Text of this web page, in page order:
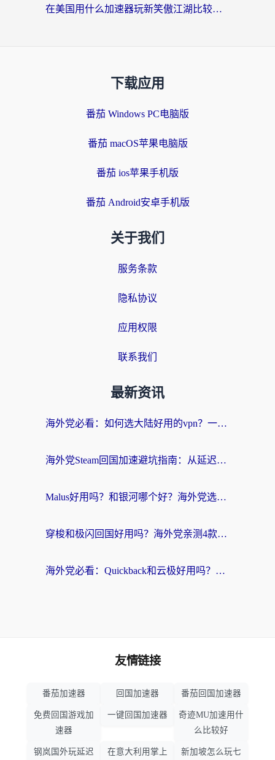
在美国用什么加速器玩新笑傲江湖比较好一点？海外玩家亲测的靠谱方案
下载应用
番茄 Windows PC电脑版
番茄 macOS苹果电脑版
番茄 ios苹果手机版
番茄 Android安卓手机版
关于我们
服务条款
隐私协议
应用权限
联系我们
最新资讯
海外党必看：如何选大陆好用的vpn？一篇解决你的回国访问难题
海外党Steam回国加速避坑指南：从延迟卡顿到无缝畅玩，我踩过的坑和最优解
Malus好用吗？和银河哪个好？海外党选回国加速器的避坑指南（附乌克兰玩国内游戏实测）
穿梭和极闪回国好用吗？海外党亲测4款加速器+1个隐藏宝藏
海外党必看：Quickback和云极好用吗？3招教你选对回国加速器（附PC端VPN实测对比）
友情链接
番茄加速器 回国加速器 番茄回国加速器
免费回国游戏加
速器
一键回国加速器
奇迹MU加速用什
么比较好
钢岚国外玩延迟 在意大利用掌上 新加坡怎么玩七